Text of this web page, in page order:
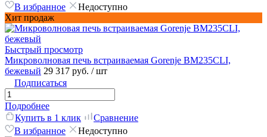
В избранное
Недоступно
Хит продаж
Быстрый просмотр
Микроволновая печь встраиваемая Gorenje BM235CLI,
бежевый 29 317 руб. / шт
Подписаться
Подробнее
Купить в 1 клик
Сравнение
В избранное
Недоступно